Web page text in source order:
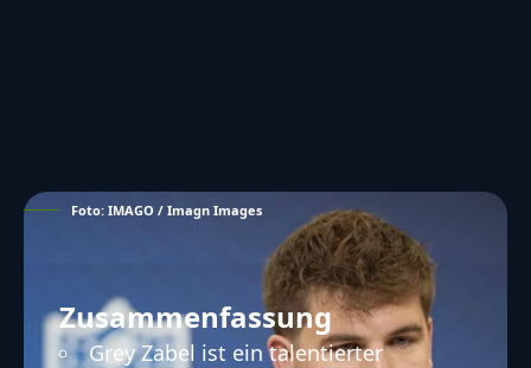
Foto: IMAGO / Imagn Images
Zusammenfassung
Grey Zabel ist ein talentierter